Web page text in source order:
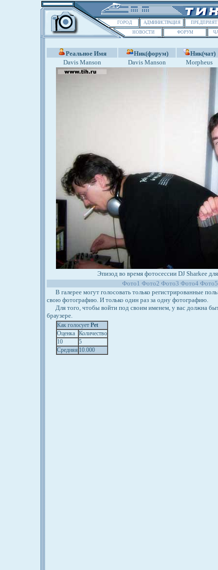
ГОРОД АДМИНИСТРАЦИЯ
НОВОСТИ
ФОРУМ
Реальное Имя Ник(форум)
Ник(чат)
Davis Manson
Davis Manson Morpheus
Эпизод во время фотосессии DJ Sharkee
Фото1 Фото2 Фото3 Фото4
В галерее могут голосовать только регистрированные
свою фотографию. И только один раз за одну фотографию.
Для того, чтобы войти под своим именем, у вас должна
браузере.
Как голосует Pet
Оценка Количество
10
5
Средняя 10.000